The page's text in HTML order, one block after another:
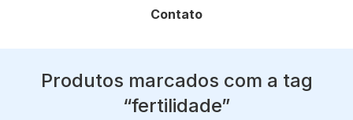
Contato
Produtos marcados com a tag
“fertilidade”